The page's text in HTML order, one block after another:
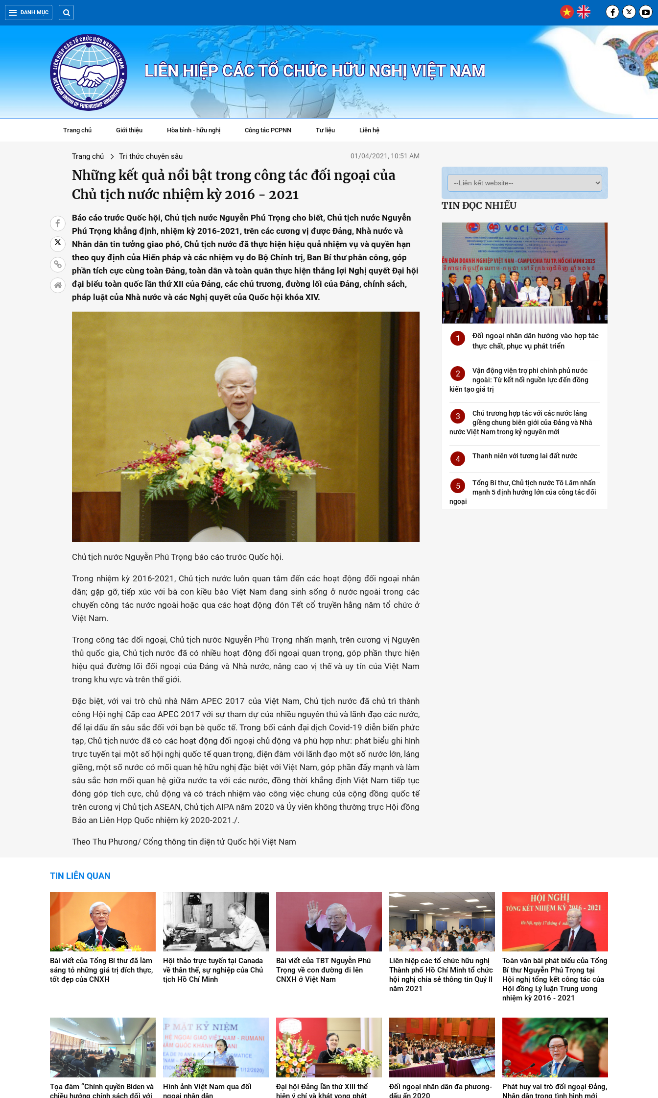
DANH MỤC
LIÊN HIỆP CÁC TỔ CHỨC HỮU NGHỊ VIỆT NAM
Trang chủ Giới thiệu Hòa bình - hữu nghị Công tác PCPNN Tư liệu Liên hệ
Trang chủ Tri thức chuyên sâu 01/04/2021, 10:51 AM
Những kết quả nổi bật trong công tác đối ngoại của
Chủ tịch nước nhiệm kỳ 2016 - 2021
Báo cáo trước Quốc hội, Chủ tịch nước Nguyễn Phú Trọng cho biết, Chủ tịch nước Nguyễn
Phú Trọng khẳng định, nhiệm kỳ 2016-2021, trên các cương vị được Đảng, Nhà nước và
Nhân dân tin tưởng giao phó, Chủ tịch nước đã thực hiện hiệu quả nhiệm vụ và quyền hạn
theo quy định của Hiến pháp và các nhiệm vụ do Bộ Chính trị, Ban Bí thư phân công, góp
phần tích cực cùng toàn Đảng, toàn dân và toàn quân thực hiện thắng lợi Nghị quyết Đại hội
đại biểu toàn quốc lần thứ XII của Đảng, các chủ trương, đường lối của Đảng, chính sách,
pháp luật của Nhà nước và các Nghị quyết của Quốc hội khóa XIV.
Chủ tịch nước Nguyễn Phú Trọng báo cáo trước Quốc hội.
Trong nhiệm kỳ 2016-2021, Chủ tịch nước luôn quan tâm đến các hoạt động đối ngoại nhân
dân; gặp gỡ, tiếp xúc với bà con kiều bào Việt Nam đang sinh sống ở nước ngoài trong các
chuyến công tác nước ngoài hoặc qua các hoạt động đón Tết cổ truyền hằng năm tổ chức ở
Việt Nam.
Trong công tác đối ngoại, Chủ tịch nước Nguyễn Phú Trọng nhấn mạnh, trên cương vị Nguyên
thủ quốc gia, Chủ tịch nước đã có nhiều hoạt động đối ngoại quan trọng, góp phần thực hiện
hiệu quả đường lối đối ngoại của Đảng và Nhà nước, nâng cao vị thế và uy tín của Việt Nam
trong khu vực và trên thế giới.
Đặc biệt, với vai trò chủ nhà Năm APEC 2017 của Việt Nam, Chủ tịch nước đã chủ trì thành
công Hội nghị Cấp cao APEC 2017 với sự tham dự của nhiều nguyên thủ và lãnh đạo các nước,
để lại dấu ấn sâu sắc đối với bạn bè quốc tế. Trong bối cảnh đại dịch Covid-19 diễn biến phức
tạp, Chủ tịch nước đã có các hoạt động đối ngoại chủ động và phù hợp như: phát biểu ghi hình
trực tuyến tại một số hội nghị quốc tế quan trọng, điện đàm với lãnh đạo một số nước lớn, láng
giềng, một số nước có mối quan hệ hữu nghị đặc biệt với Việt Nam, góp phần đẩy mạnh và làm
sâu sắc hơn mối quan hệ giữa nước ta với các nước, đồng thời khẳng định Việt Nam tiếp tục
đóng góp tích cực, chủ động và có trách nhiệm vào công việc chung của cộng đồng quốc tế
trên cương vị Chủ tịch ASEAN, Chủ tịch AIPA năm 2020 và Ủy viên không thường trực Hội đồng
Bảo an Liên Hợp Quốc nhiệm kỳ 2020-2021./.
Theo Thu Phương/ Cổng thông tin điện tử Quốc hội Việt Nam
TIN ĐỌC NHIỀU
1
Đối ngoại nhân dân hướng vào hợp tác
thực chất, phục vụ phát triển
2
Vận động viện trợ phi chính phủ nước
ngoài: Từ kết nối nguồn lực đến đồng
kiến tạo giá trị
3
Chủ trương hợp tác với các nước láng
giềng chung biên giới của Đảng và Nhà
nước Việt Nam trong kỷ nguyên mới
4 Thanh niên với tương lai đất nước
5
Tổng Bí thư, Chủ tịch nước Tô Lâm nhấn
mạnh 5 định hướng lớn của công tác đối
ngoại
TIN LIÊN QUAN
Bài viết của Tổng Bí thư đã làm
sáng tỏ những giá trị đích thực,
tốt đẹp của CNXH
Hội thảo trực tuyến tại Canada
về thân thế, sự nghiệp của Chủ
tịch Hồ Chí Minh
Bài viết của TBT Nguyễn Phú
Trọng về con đường đi lên
CNXH ở Việt Nam
Liên hiệp các tổ chức hữu nghị
Thành phố Hồ Chí Minh tổ chức
hội nghị chia sẻ thông tin Quý II
năm 2021
Toàn văn bài phát biểu của Tổng
Bí thư Nguyễn Phú Trọng tại
Hội nghị tổng kết công tác của
Hội đồng Lý luận Trung ương
nhiệm kỳ 2016 - 2021
Tọa đàm “Chính quyền Biden và
chiều hướng chính sách đối với
Hình ảnh Việt Nam qua đối
ngoại nhân dân
Đại hội Đảng lần thứ XIII thể
hiện ý chí và khát vọng phát
Đối ngoại nhân dân đa phương-
dấu ấn 2020
Phát huy vai trò đối ngoại Đảng,
Nhân dân trong tình hình mới